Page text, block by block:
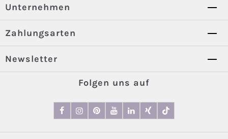
Unternehmen
Zahlungsarten
Newsletter
Folgen uns auf